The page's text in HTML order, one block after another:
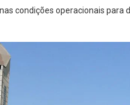
condições operacionais para